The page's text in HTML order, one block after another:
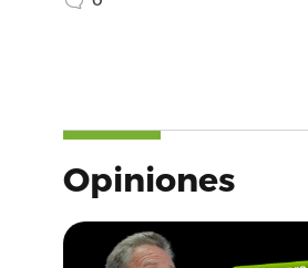
Opiniones